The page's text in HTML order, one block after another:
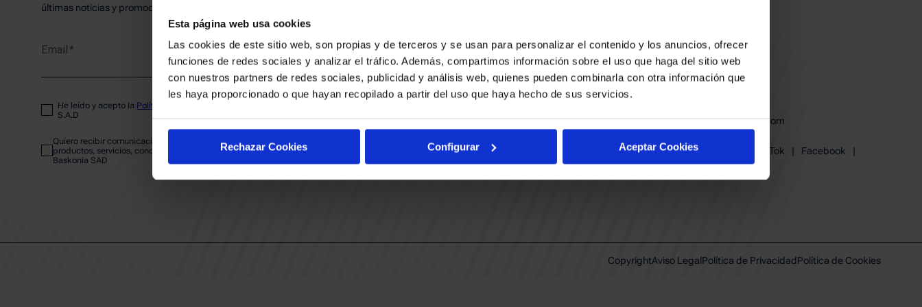
Esta página web usa cookies
Las cookies de este sitio web, son propias y de terceros y se usan para personalizar el contenido y los anuncios, ofrecer
funciones de redes sociales y analizar el tráfico. Además, compartimos información sobre el uso que haga del sitio web
con nuestros partners de redes sociales, publicidad y análisis web, quienes pueden combinarla con otra información que
les haya proporcionado o que hayan recopilado a partir del uso que haya hecho de sus servicios.
Rechazar Cookies Configurar Aceptar Cookies
PLANTILLA
ENTRADAS
ABONADOS
CALENDARIO
CLUB
últimas noticias y promociones del club.
Email
He leído y acepto la Política de privacidad
S.A.D
Quiero recibir comunicaciones electrónicas sobre las actividades,
productos, servicios, concursos, ofertas y/o promociones del SASKI
Baskonia SAD
BAKH
FUNDACIÓN BASKONIA-ALAVÉS
01013 Vitoria-Gasteiz
baskonia@baskonia.com
Instagram
TikTok | Facebook
|
Youtube
| Linkedin
CopyrightAviso LegalPolítica de PrivacidadPolítica de Cookies